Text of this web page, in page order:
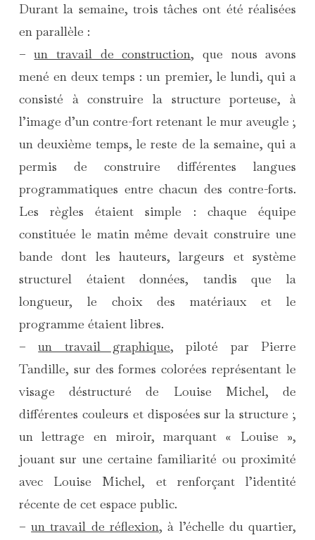
Durant la semaine, trois tâches ont été réalisées
en parallèle :
–un travail de construction, que nous avons
mené en deux temps : un premier, le lundi, qui a
consisté à construire la structure porteuse, à
l’image d’un contre-fort retenant le mur aveugle ;
un deuxième temps, le reste de la semaine, qui a
permis de construire différentes langues
programmatiques entre chacun des contre-forts.
Les règles étaient simple : chaque équipe
constituée le matin même devait construire une
bande dont les hauteurs, largeurs et système
structurel étaient données, tandis que la
longueur, le choix des matériaux et le
programme étaient libres.
–un travail graphique, piloté par Pierre
Tandille, sur des formes colorées représentant le
visage déstructuré de Louise Michel, de
différentes couleurs et disposées sur la structure ;
un lettrage en miroir, marquant « Louise »,
jouant sur une certaine familiarité ou proximité
avec Louise Michel, et renforçant l’identité
récente de cet espace public.
–un travail de réflexion, à l’échelle du quartier,